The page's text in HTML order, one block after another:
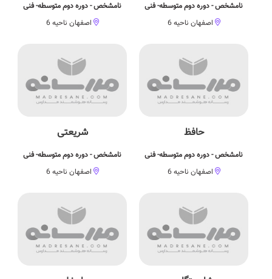
نامشخص - دوره دوم متوسطه- فنی
اصفهان ناحیه 6
نامشخص - دوره دوم متوسطه- فنی
اصفهان ناحیه 6
حافظ
نامشخص - دوره دوم متوسطه- فنی
اصفهان ناحیه 6
شریعتی
نامشخص - دوره دوم متوسطه- فنی
اصفهان ناحیه 6